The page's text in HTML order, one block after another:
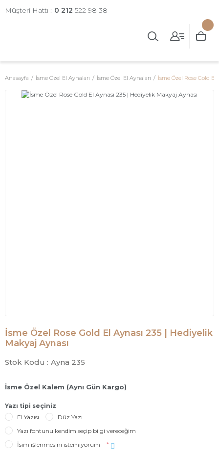
Müşteri Hattı : 0 212 522 98 38
Anasayfa İsme Özel El Aynaları İsme Özel El Aynaları İsme Özel Rose Gold
İsme Özel Rose Gold El Aynası 235 | Hediyelik
Makyaj Aynası
Stok Kodu : Ayna 235
İsme Özel Kalem (Aynı Gün Kargo)
Yazı tipi seçiniz
El Yazısı
Düz Yazı
Yazı fontunu kendim seçip bilgi vereceğim
İsim işlenmesini istemiyorum
*